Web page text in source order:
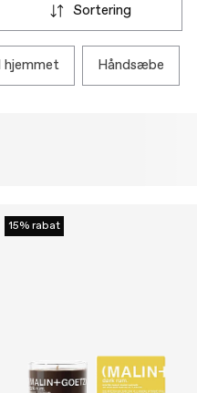
sortering
hjemmet håndsæbe
15% rabat